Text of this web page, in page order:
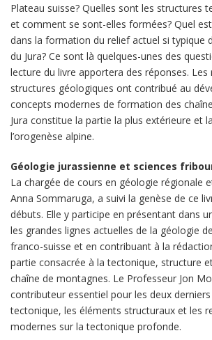
Plateau suisse? Quelles sont les structures
et comment se sont-elles formées? Quel est
dans la formation du relief actuel si typique
du Jura? Ce sont là quelques-unes des
lecture du livre apportera des réponses. Les
structures géologiques ont contribué au
concepts modernes de formation des
Jura constitue la partie la plus extérieure et
l’orogenèse alpine.
Géologie jurassienne et sciences
La chargée de cours en géologie régionale
Anna Sommaruga, a suivi la genèse de ce
débuts. Elle y participe en présentant dans
les grandes lignes actuelles de la géologie
franco-suisse et en contribuant à la
partie consacrée à la tectonique, structure
chaîne de montagnes. Le Professeur Jon
contributeur essentiel pour les deux
tectonique, les éléments structuraux et les
modernes sur la tectonique profonde.